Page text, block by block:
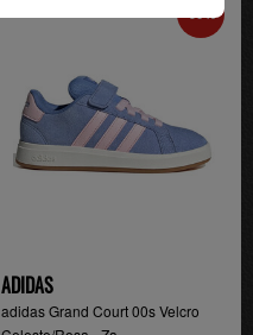
-50%
ADIDAS
adidas Grand Court 00s Velcro